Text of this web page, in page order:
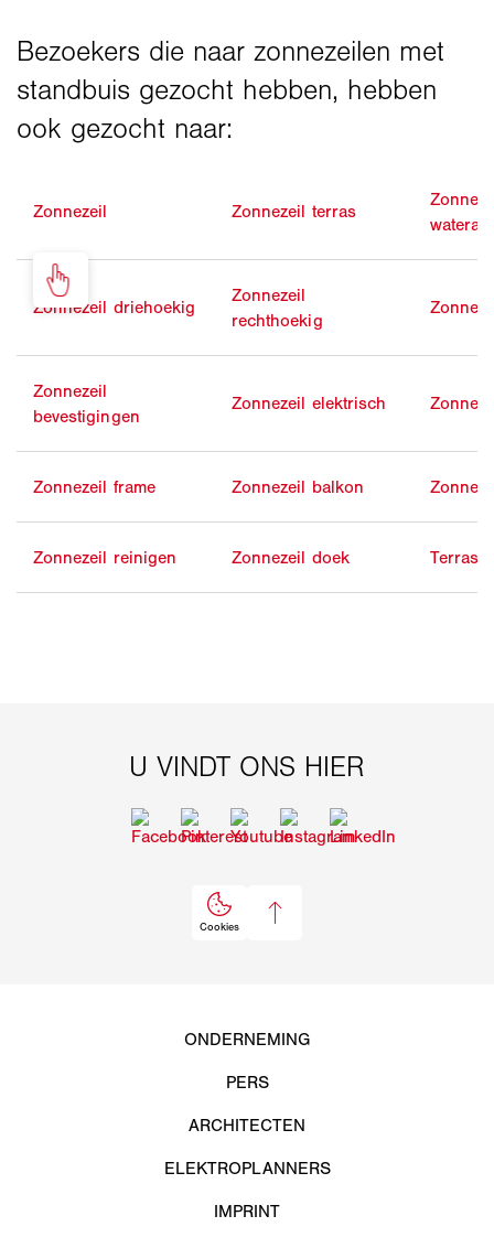
Zonnezeil Zonnezeil terras
Zonnezeil driehoekig
Zonnezeil
rechthoekig
Zonnezeil
bevestigingen
Zonnezeil elektrisch
Zonnezeil frame Zonnezeil balkon
Zonnezeil reinigen Zonnezeil doek